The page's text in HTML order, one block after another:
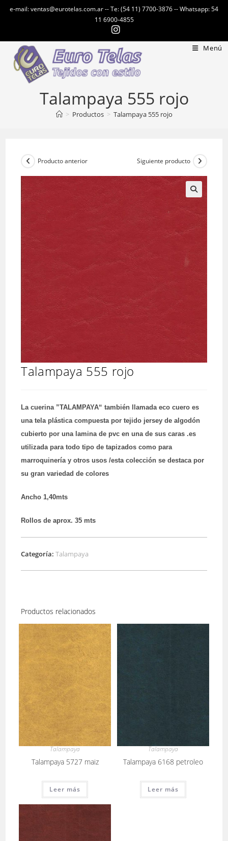
e-mail: ventas@eurotelas.com.ar -- Te: (54 11) 7700-3876 -- Whatsapp: 54
11 6900-4855
Menú
Talampaya 555 rojo
> Productos > Talampaya 555 rojo
Producto anterior Siguiente producto
Talampaya 555 rojo
La cuerina ”TALAMPAYA“ también llamada eco cuero es
una tela plástica compuesta por tejido jersey de algodón
cubierto por una lamina de pvc en una de sus caras .es
utilizada para todo tipo de tapizados como para
marroquinería y otros usos /esta colección se destaca por
su gran variedad de colores
Ancho 1,40mts
Rollos de aprox. 35 mts
Categoría:Talampaya
Productos relacionados
Talampaya
Talampaya 5727 maiz
Leer más
Talampaya
Talampaya 6168 petroleo
Leer más